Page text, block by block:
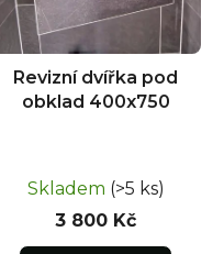
Revizní dvířka pod
obklad 400x750
Skladem (>5 ks)
3 800 Kč